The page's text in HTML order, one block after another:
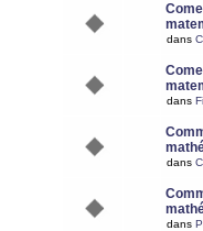
dans
dans
dans
dans